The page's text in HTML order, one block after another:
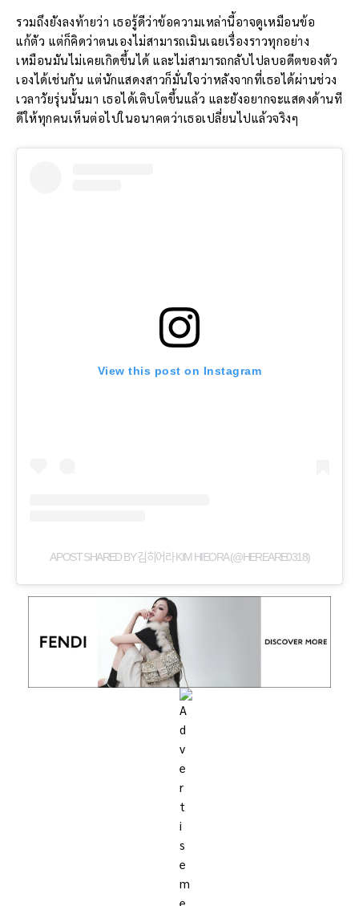
รวมถึงยังลงท้ายว่า เธอรู้ดีว่าข้อความเหล่านี้อาจดูเหมือนข้อ
แก้ตัว แต่ก็คิดว่าตนเองไม่สามารถเมินเฉยเรื่องราวทุกอย่าง
เหมือนมันไม่เคยเกิดขึ้นได้ และไม่สามารถกลับไปลบอดีตของตัว
เองได้เช่นกัน แต่นักแสดงสาวก็มั่นใจว่าหลังจากที่เธอได้ผ่านช่วง
เวลาวัยรุ่นนั้นมา เธอได้เติบโตขึ้นแล้ว และยังอยากจะแสดงด้านที
ดีให้ทุกคนเห็นต่อไปในอนาคตว่าเธอเปลี่ยนไปแล้วจริงๆ
View this post on Instagram
A POST SHARED BY 김히어라 KIM HIEORA (@HEREARE0318)